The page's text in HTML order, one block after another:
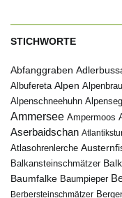
STICHWORTE
Abfanggraben
Albufereta Alpen
Alpenschneehuhn
Ammersee Ampermoos
Aserbaidschan
Atlasohrenlerche
Balkansteinschmätzer
Baumfalke Baumpieper
Berbersteinschmätzer